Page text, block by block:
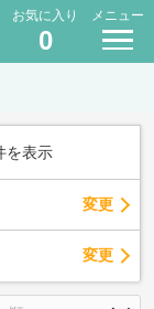
お気に入り
0
メニュー
を表示
変更
変更